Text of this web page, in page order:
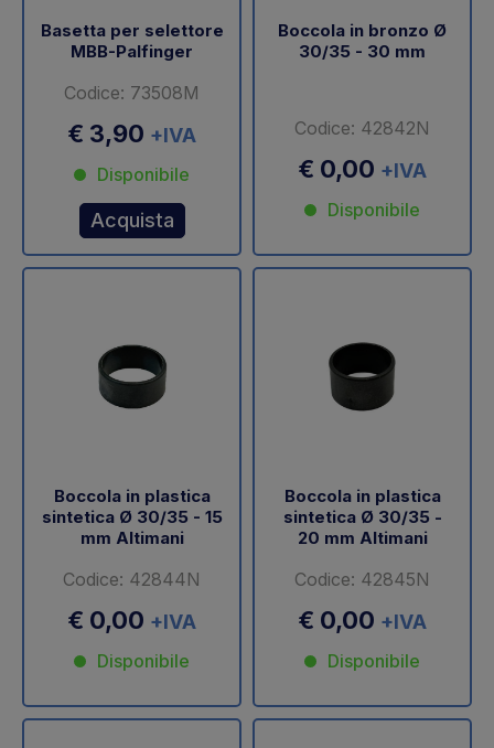
Basetta per selettore
MBB-Palfinger
Codice: 73508M
€ 3,90 +IVA
Disponibile
Acquista
Boccola in bronzo Ø
30/35 - 30 mm
Codice: 42842N
€ 0,00 +IVA
Disponibile
Boccola in plastica
sintetica Ø 30/35 - 15
mm Altimani
Codice: 42844N
€ 0,00 +IVA
Disponibile
Boccola in plastica
sintetica Ø 30/35 -
20 mm Altimani
Codice: 42845N
€ 0,00 +IVA
Disponibile